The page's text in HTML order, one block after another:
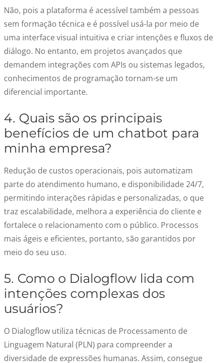
Não, pois a plataforma é acessível também a pessoas
sem formação técnica e é possível usá-la por meio de
uma interface visual intuitiva e criar intenções e fluxos de
diálogo. No entanto, em projetos avançados que
demandem integrações com APIs ou sistemas legados,
conhecimentos de programação tornam-se um
diferencial importante.
4. Quais são os principais
benefícios de um chatbot para
minha empresa?
Redução de custos operacionais, pois automatizam
parte do atendimento humano, e disponibilidade 24/7,
permitindo interações rápidas e personalizadas, o que
traz escalabilidade, melhora a experiência do cliente e
fortalece o relacionamento com o público. Processos
mais ágeis e eficientes, portanto, são garantidos por
meio do seu uso.
5. Como o Dialogflow lida com
intenções complexas dos
usuários?
O Dialogflow utiliza técnicas de Processamento de
Linguagem Natural (PLN) para compreender a
diversidade de expressões humanas. Assim, consegue